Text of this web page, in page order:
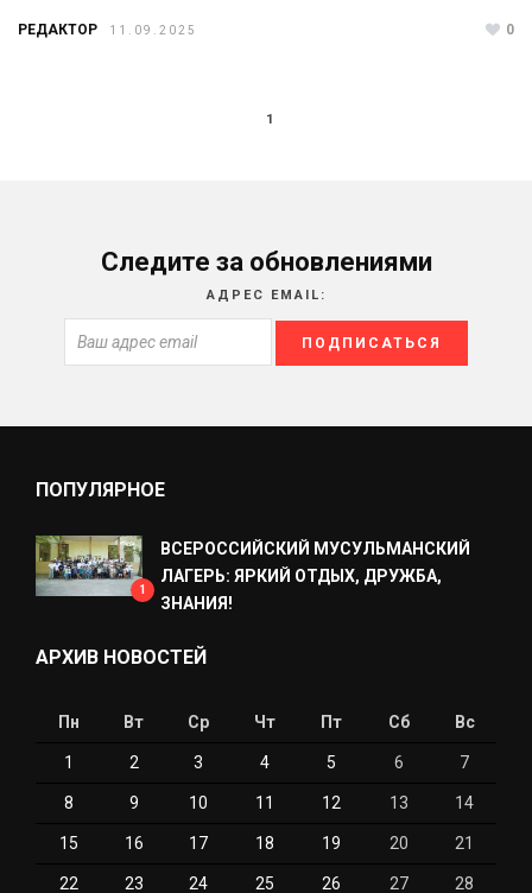
РЕДАКТОР 11.09.2025 0
1
Следите за обновлениями
АДРЕС EMAIL:
ПОПУЛЯРНОЕ
1
ВСЕРОССИЙСКИЙ МУСУЛЬМАНСКИЙ
ЛАГЕРЬ: ЯРКИЙ ОТДЫХ, ДРУЖБА,
ЗНАНИЯ!
АРХИВ НОВОСТЕЙ
Пн Вт Ср Чт Пт Сб Вс
1 2 3 4 5 6 7
8 9 10 11 12 13 14
15 16 17 18 19 20 21
22 23 24 25 26 27 28